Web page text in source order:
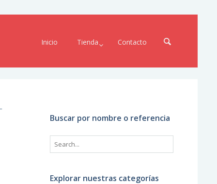
Inicio Tienda Contacto
Buscar por nombre o referencia
Explorar nuestras categorías